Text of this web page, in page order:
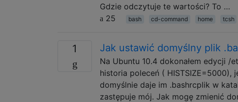
Gdzie odczytuje te wartości? To …
25
bash cd-command home tcsh
1 Jak ustawić domyślny plik
Na Ubuntu 10.4 dokonałem edycji
historia poleceń (
domyślnie daje im .bashrcplik w
zastępuje mój. Jak mogę zmienić